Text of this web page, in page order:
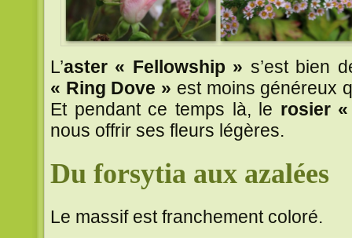
L’aster « Fellowship » s’est bien
« Ring Dove » est moins généreux
Et pendant ce temps là, le rosier
nous offrir ses fleurs légères.
Du forsytia aux azalées
Le massif est franchement coloré.